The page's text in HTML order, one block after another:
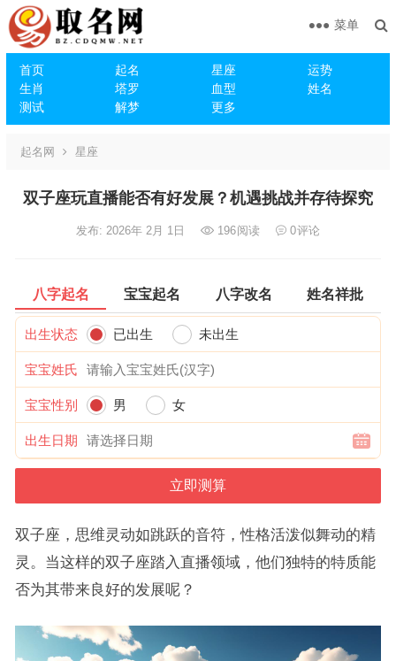
首页 起名 星座
运势
生肖
塔罗 血型
姓名
测试
解梦 更多
菜单
起名网 星座
双子座玩直播能否有好发展？机遇挑战并存待探究
发布: 2026年 2月 1日 196阅读 0评论
八字起名 宝宝起名 八字改名 姓名祥批
出生状态 已出生 未出生
宝宝姓氏
宝宝性别 男 女
出生日期
双子座，思维灵动如跳跃的音符，性格活泼似舞动的精
灵。当这样的双子座踏入直播领域，他们独特的特质能
否为其带来良好的发展呢？